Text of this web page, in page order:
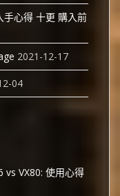
手心得 十更 購入前
2021-12-17
04
vs VX80: 使用心得